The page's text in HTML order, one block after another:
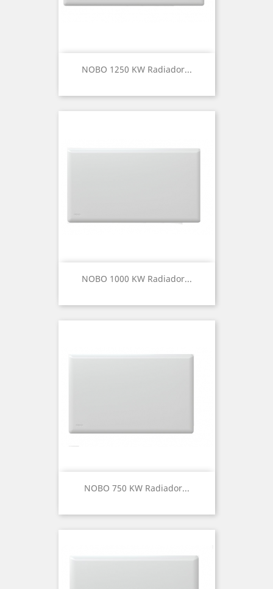
NOBO 1250 KW Radiador...
NOBO 1000 KW Radiador...
NOBO 750 KW Radiador...